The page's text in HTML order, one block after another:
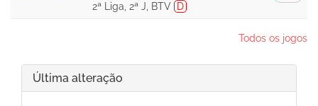
2ª Liga, 2ª J, BTV
D
Todos os jogos
Última alteração